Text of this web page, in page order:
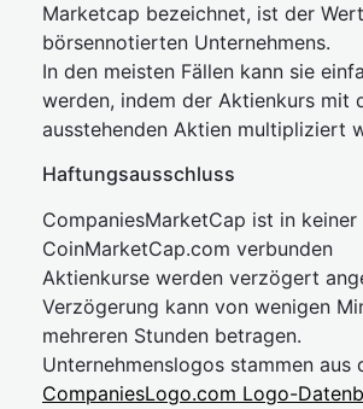
Marketcap bezeichnet, ist der
börsennotierten Unternehmens.
In den meisten Fällen kann sie
werden, indem der Aktienkurs mit
ausstehenden Aktien multipliziert
Haftungsausschluss
CompaniesMarketCap ist in keiner
CoinMarketCap.com verbunden
Aktienkurse werden verzögert
Verzögerung kann von wenigen
mehreren Stunden betragen.
Unternehmenslogos stammen aus
CompaniesLogo.com Logo-